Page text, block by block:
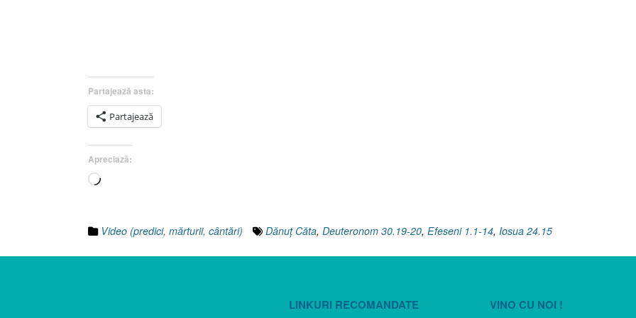
Partajează asta:
Partajează
Apreciază:
Încarc...
Video (predici, mărturii, cântări) Dănuţ Căta, Deuteronom 30.19-20, Efeseni 1.1-14, Iosua 24.15
LINKURI RECOMANDATE VINO CU NOI !